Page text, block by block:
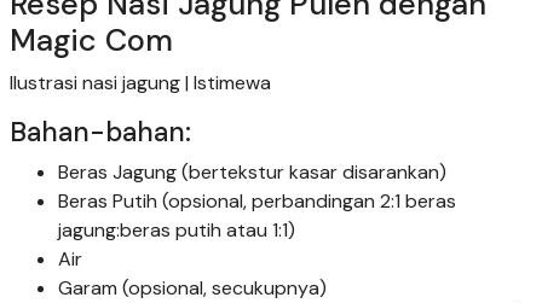
Magic Com
Ilustrasi nasi jagung | Istimewa
Bahan-bahan:
Beras Jagung (bertekstur kasar disarankan)
Beras Putih (opsional, perbandingan 2:1 beras
jagung:beras putih atau 1:1)
Air
Garam (opsional, secukupnya)